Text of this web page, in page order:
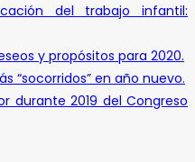
del trabajo infantil:
y propósitos para 2020.
“socorridos” en año nuevo.
durante 2019 del Congreso